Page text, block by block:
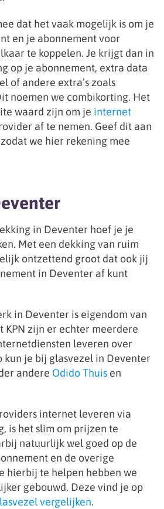
dat het vaak mogelijk is om je
en je abonnement voor
te koppelen. Je krijgt dan in
op je abonnement, extra data
of andere extra’s zoals
noemen we combikorting. Het
waard zijn om je internet
af te nemen. Geef dit aan
we hier rekening mee
in Deventer hoef je je
Met een dekking van ruim
ontzettend groot dat ook jij
in Deventer af kunt
in Deventer is eigendom van
KPN zijn er echter meerdere
leveren over
kun je bij glasvezel in Deventer
andere Odido Thuis en
internet leveren via
is het slim om prijzen te
natuurlijk wel goed op de
en de overige
hierbij te helpen hebben we
gebouwd. Deze vind je op
vergelijken.